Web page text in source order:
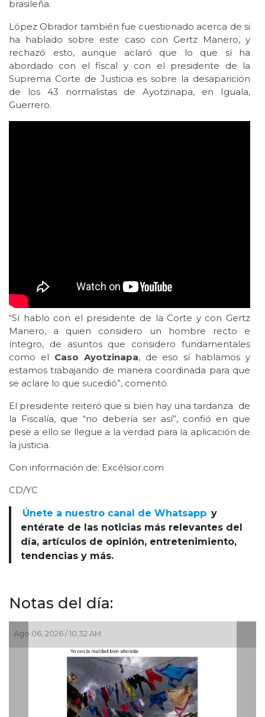
brasileña.
López Obrador también fue cuestionado acerca de si
ha hablado sobre este caso con Gertz Manero, y
rechazó esto, aunque aclaró que lo que sí ha
abordado con el fiscal y con el presidente de la
Suprema Corte de Justicia es sobre la desaparición
de los 43 normalistas de Ayotzinapa, en Iguala,
Guerrero.
“Sí hablo con el presidente de la Corte y con Gertz
Manero, a quien considero un hombre recto e
íntegro, de asuntos que considero fundamentales
como el Caso Ayotzinapa, de eso sí hablamos y
estamos trabajando de manera coordinada para que
se aclare lo que sucedió”, comentó.
El presidente reiteró que si bien hay una tardanza de
la Fiscalía, que “no debería ser así”, confió en que
pese a ello se llegue a la verdad para la aplicación de
la justicia.
Con información de: Excélsior.com
CD/YC
Únete a nuestro canal de Whatsapp y
entérate de las noticias más relevantes del
día, artículos de opinión, entretenimiento,
tendencias y más.
Notas del día: